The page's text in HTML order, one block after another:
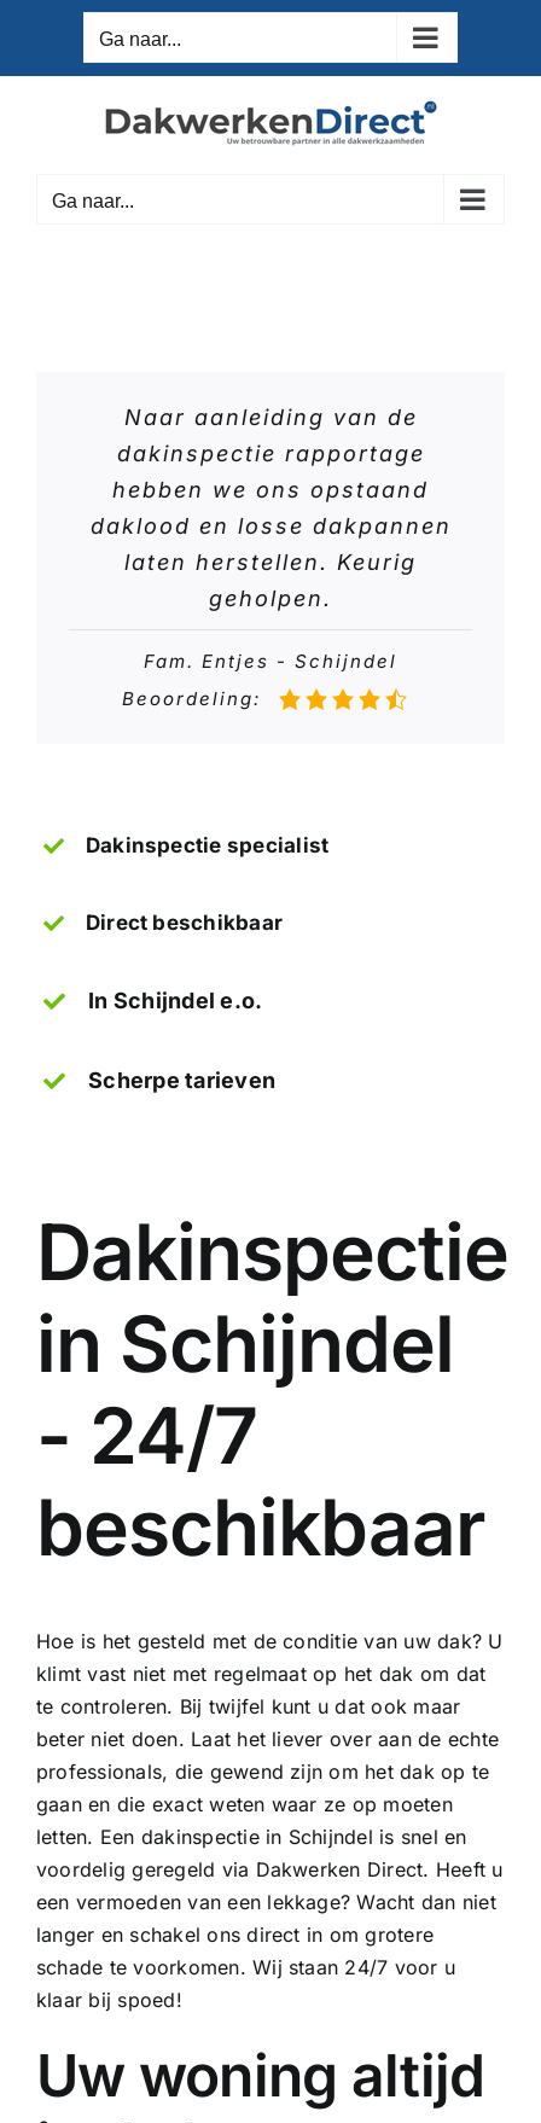
inhoud
Ga naar...
Ga naar...
Naar aanleiding van de
dakinspectie rapportage
hebben we ons opstaand
daklood en losse dakpannen
laten herstellen. Keurig
geholpen.
Fam. Entjes - Schijndel
Beoordeling:
Dakinspectie specialist
Direct beschikbaar
In Schijndel e.o.
Scherpe tarieven
Dakinspectie
in Schijndel
- 24/7
beschikbaar
Hoe is het gesteld met de conditie van uw dak? U
klimt vast niet met regelmaat op het dak om dat
te controleren. Bij twijfel kunt u dat ook maar
beter niet doen. Laat het liever over aan de echte
professionals, die gewend zijn om het dak op te
gaan en die exact weten waar ze op moeten
letten. Een dakinspectie in Schijndel is snel en
voordelig geregeld via Dakwerken Direct. Heeft u
een vermoeden van een lekkage? Wacht dan niet
langer en schakel ons direct in om grotere
schade te voorkomen. Wij staan 24/7 voor u
klaar bij spoed!
Uw woning altijd